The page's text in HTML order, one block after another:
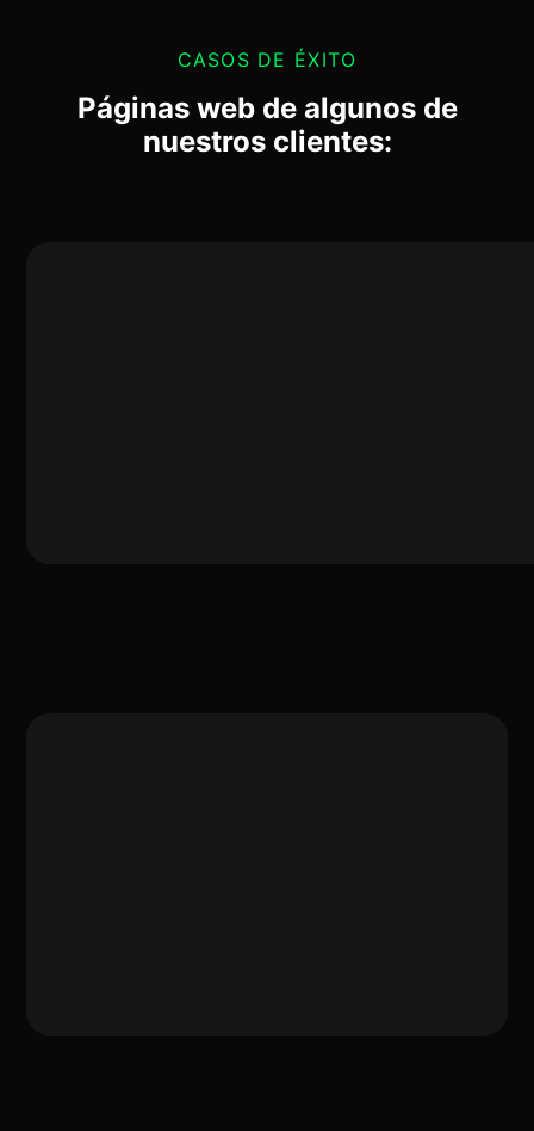
CASOS DE ÉXITO
Páginas web de algunos de
nuestros clientes: